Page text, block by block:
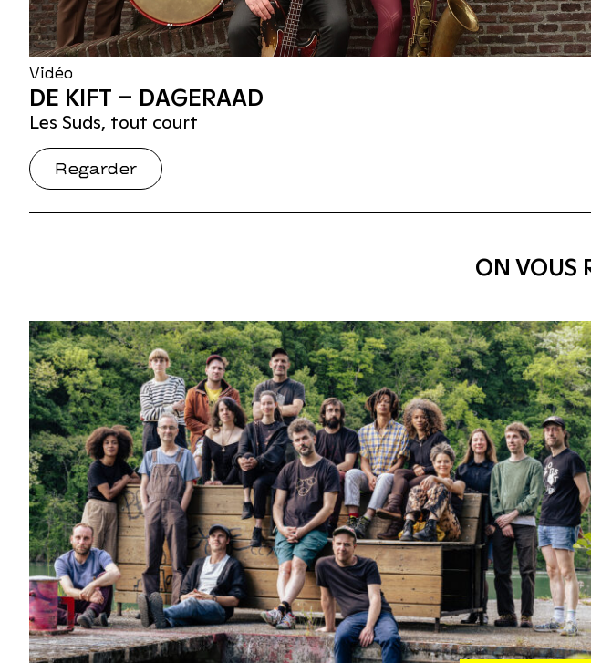
Vidéo
DE KIFT – DAGERAAD
Les Suds, tout court
Regarder
ON VOUS